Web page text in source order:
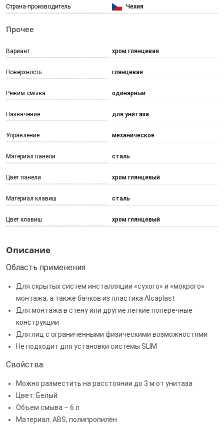
Страна-производитель Чехия
Прочее
Вариант хром глянцевая
Поверхность глянцевая
Режим смыва одинарный
Назначение для унитаза
Управление механическое
Материал панели сталь
Цвет панели хром глянцевый
Материал клавиш сталь
Цвет клавиш хром глянцевый
Описание
Область применения:
Для скрытых систем инсталляции «сухого» и «мокрого»
монтажа, а также бачков из пластика Alcaplast
Для монтажа в стену или другие легкие поперечные
конструкции
Для лиц с ограниченными физическими возможностями
Не подходит для установки системы SLIM
Свойства:
Можно разместить на расстоянии до 3 м от унитаза
Цвет: Белый
Объем смыва – 6 л
Материал: ABS, полипропилен